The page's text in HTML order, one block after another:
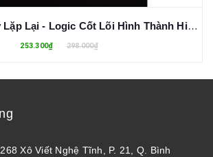
Được Nhìn Thấy Lặp Lại - Logic Cốt Lõi Hình Thành Hiệu Quả Truyền Thông Quảng Cáo (Bìa Cứng)
253.300₫ 298.000₫
Xô Viết Nghệ Tĩnh, P. 21, Q. Bình